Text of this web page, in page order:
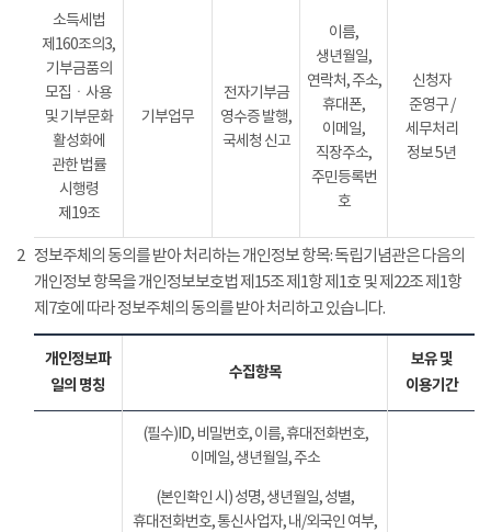
소득세법
제160조의3,
기부금품의
모집ㆍ사용
및 기부문화
활성화에
관한 법률
시행령
제19조
기부업무
전자기부금
영수증 발행,
국세청 신고
이름,
생년월일,
연락처, 주소,
휴대폰,
이메일,
직장주소,
주민등록번
호
신청자
준영구 /
세무처리
정보 5년
2 정보주체의 동의를 받아 처리하는 개인정보 항목: 독립기념관은 다음의
개인정보 항목을 개인정보보호법 제15조 제1항 제1호 및 제22조 제1항
제7호에 따라 정보주체의 동의를 받아 처리하고 있습니다.
개인정보파
일의 명칭
수집항목
보유 및
이용기간
(필수)ID, 비밀번호, 이름, 휴대전화번호,
이메일, 생년월일, 주소
(본인확인 시) 성명, 생년월일, 성별,
휴대전화번호, 통신사업자, 내/외국인 여부,